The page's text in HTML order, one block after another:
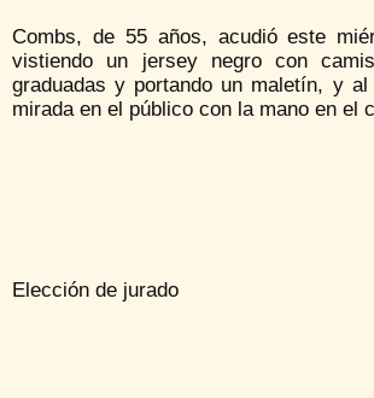
Combs, de 55 años, acudió este
vistiendo un jersey negro con
graduadas y portando un maletín, y
mirada en el público con la mano en el
Elección de jurado